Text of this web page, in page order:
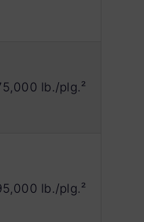
lb./plg.²
lb./plg.²